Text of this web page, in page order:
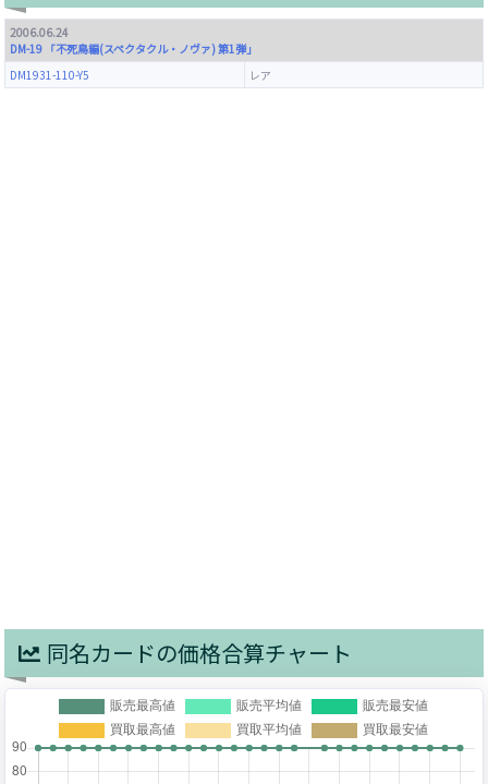
2006.06.24
DM-19 「不死鳥編(スペクタクル・ノヴァ) 第1弾」
DM1931-110-Y5
レア
同名カードの価格合算チャート